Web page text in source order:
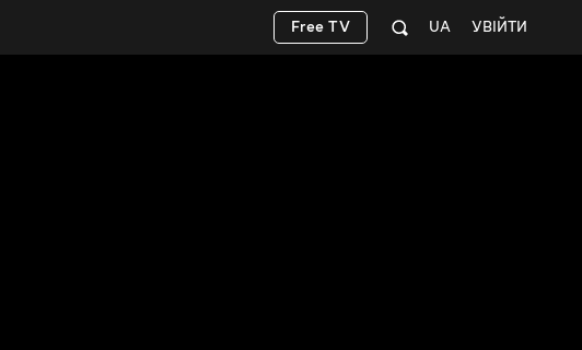
УВІЙТИ
UA
Free TV